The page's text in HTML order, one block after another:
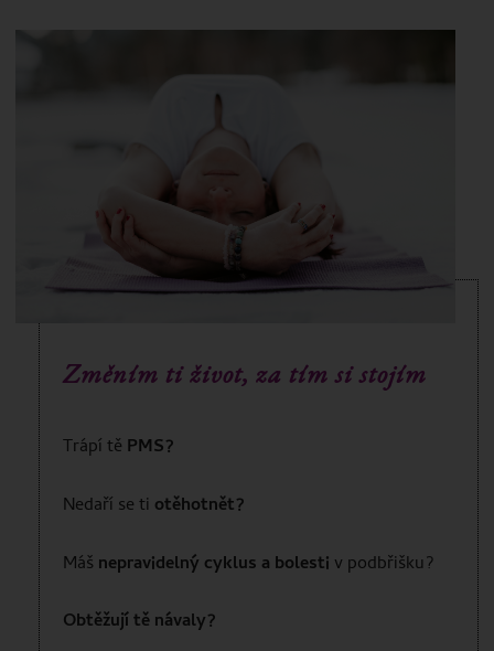
​​Změním ti život, za tím si stojím
Trápí tě PMS?
Nedaří se ti otěhotnět?
Máš nepravidelný cyklus a bolesti v podbřišku?
Obtěžují tě návaly?